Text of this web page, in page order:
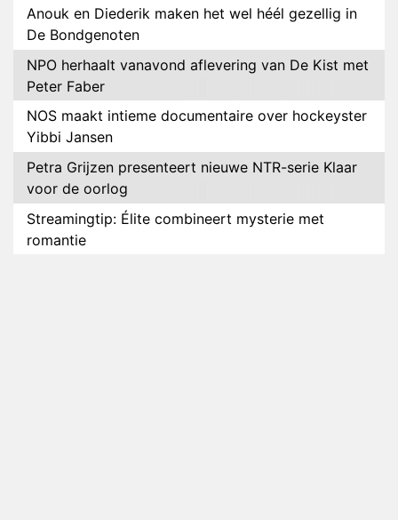
Anouk en Diederik maken het wel héél gezellig in
De Bondgenoten
NPO herhaalt vanavond aflevering van De Kist met
Peter Faber
NOS maakt intieme documentaire over hockeyster
Yibbi Jansen
Petra Grijzen presenteert nieuwe NTR-serie Klaar
voor de oorlog
Streamingtip: Élite combineert mysterie met
romantie